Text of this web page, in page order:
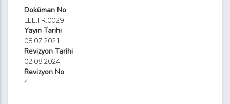
Yazılım Formu
Doküman No
LEE.FR.0029
Yayın Tarihi
08.07.2021
Revizyon Tarihi
02.08.2024
Revizyon No
4